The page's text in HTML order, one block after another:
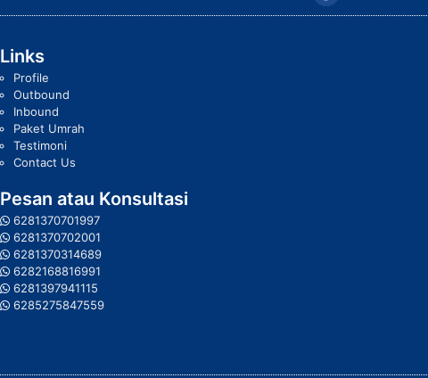
Links
Profile
Outbound
Inbound
Paket Umrah
Testimoni
Contact Us
Pesan atau Konsultasi
6281370701997
6281370702001
6281370314689
6282168816991
6281397941115
6285275847559